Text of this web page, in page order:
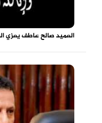
العميد صالح عاطف يعزي